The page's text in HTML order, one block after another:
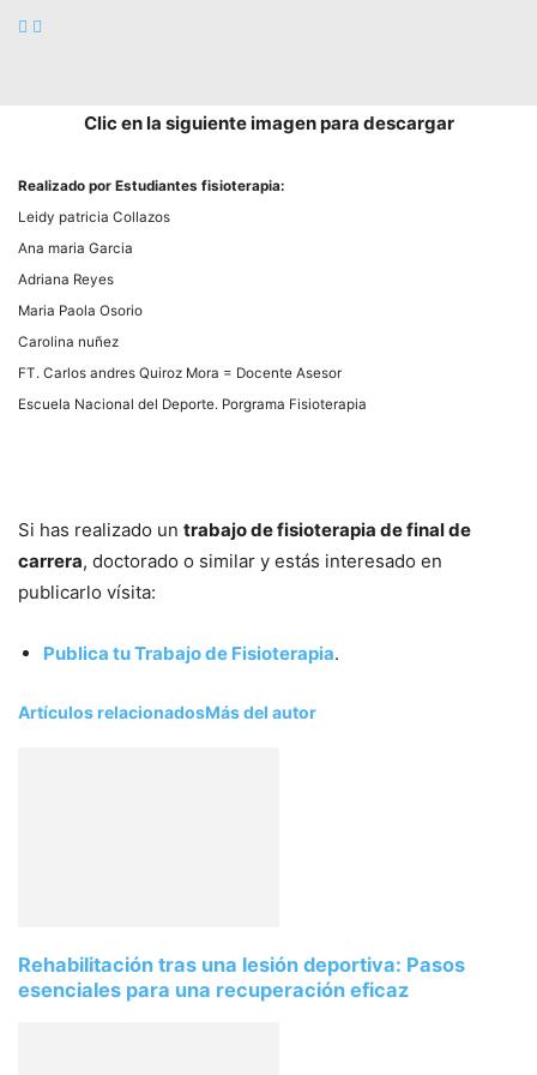
– Especificar las diferencias encontradas entre un
Clic en la siguiente imagen para descargar
Realizado por Estudiantes fisioterapia:
Leidy patricia Collazos
Ana maria Garcia
Adriana Reyes
Maria Paola Osorio
Carolina nuñez
FT. Carlos andres Quiroz Mora = Docente Asesor
Escuela Nacional del Deporte. Porgrama Fisioterapia
Si has realizado un trabajo de fisioterapia de final de
carrera, doctorado o similar y estás interesado en
publicarlo ví­sita:
Publica tu Trabajo de Fisioterapia.
Artículos relacionadosMás del autor
Rehabilitación tras una lesión deportiva: Pasos
esenciales para una recuperación eficaz